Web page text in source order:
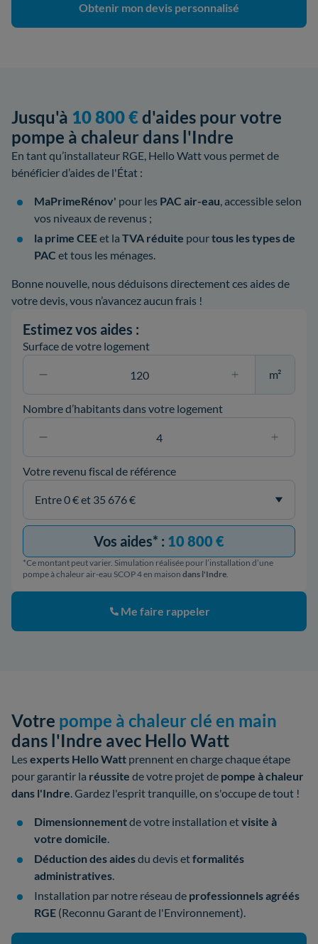
Obtenir mon devis personnalisé
Jusqu'à 10 800 €d'aides pour votre
pompe à chaleur dans l'Indre
En tant qu’installateur RGE, Hello Watt vous permet de
bénéficier d’aides de l'État :
MaPrimeRénov' pour les PAC air-eau, accessible selon
vos niveaux de revenus ;
la prime CEEet la TVA réduite pourtous les types de
PAC et tous les ménages.
Bonne nouvelle, nous déduisons directement ces aides de
votre devis, vous n’avancez aucun frais !
Estimez vos aides :
Surface de votre logement
m²
Nombre d’habitants dans votre logement
Votre revenu fiscal de référence
Vos aides* : 10 800 €
*Ce montant peut varier. Simulation réalisée pour l’installation d’une
pompe à chaleur air-eau SCOP 4 en maison dans l'Indre.
Me faire rappeler
Votre pompe à chaleur clé en main
dans l'Indre avec Hello Watt
Lesexperts Hello Watt prennent en charge chaque étape
pour garantir la réussite de votre projet de pompe à chaleur
dans l'Indre. Gardez l'esprit tranquille, on s'occupe de tout !
Dimensionnementde votre installation etvisite à
votre domicile.
Déduction des aidesdu devis etformalités
administratives.
Installation par notre réseau de professionnelsagréés
RGE (Reconnu Garant de l'Environnement).